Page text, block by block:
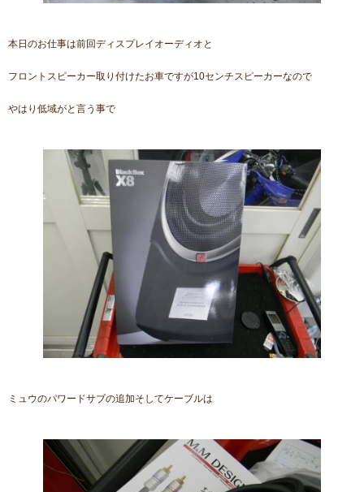
本日のお仕事は前回ディスプレイオーディオと
フロントスピーカー取り付けたお車ですが10センチスピーカーなので
やはり低域がと言う事で
ミュウのパワードサブの追加そしてケーブルは